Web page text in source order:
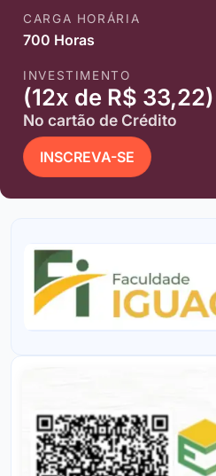
CARGA HORÁRIA
700 Horas
INVESTIMENTO
(12x de R$ 33,22)
No cartão de Crédito
INSCREVA-SE